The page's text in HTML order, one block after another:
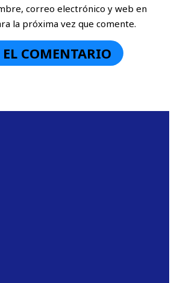
correo electrónico y web en
la próxima vez que comente.